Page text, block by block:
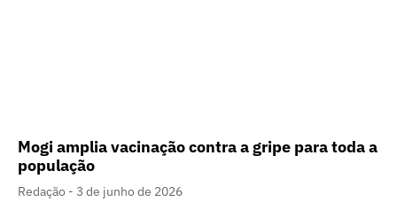
Mogi amplia vacinação contra a gripe para toda a
população
Redação
3 de junho de 2026